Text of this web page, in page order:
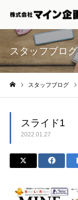
スタッフブログ
スタッフブログ
スライド1
2022.01.27